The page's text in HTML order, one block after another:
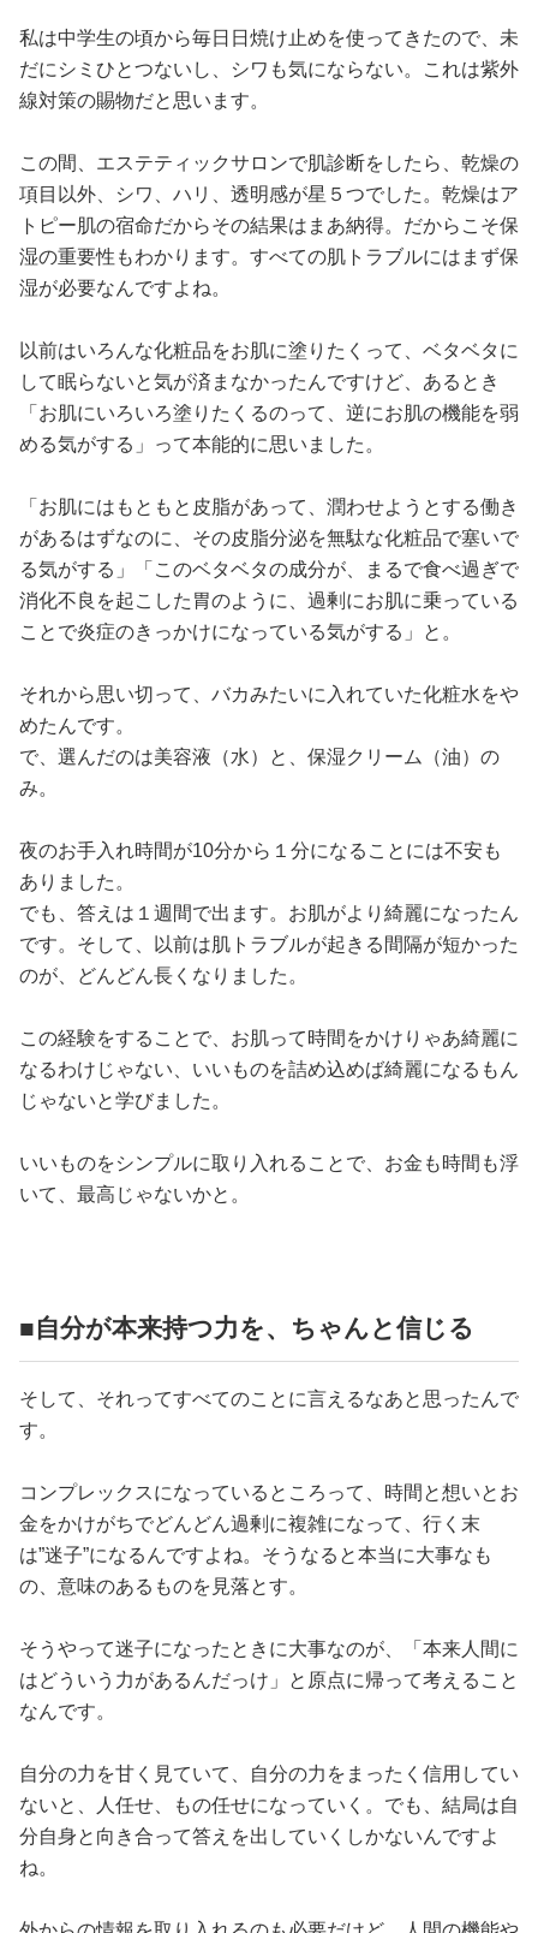
私は中学生の頃から毎日日焼け止めを使ってきたので、未
だにシミひとつないし、シワも気にならない。これは紫外
線対策の賜物だと思います。
この間、エステティックサロンで肌診断をしたら、乾燥の
項目以外、シワ、ハリ、透明感が星５つでした。乾燥はア
トピー肌の宿命だからその結果はまあ納得。だからこそ保
湿の重要性もわかります。すべての肌トラブルにはまず保
湿が必要なんですよね。
以前はいろんな化粧品をお肌に塗りたくって、ベタベタに
して眠らないと気が済まなかったんですけど、あるとき
「お肌にいろいろ塗りたくるのって、逆にお肌の機能を弱
める気がする」って本能的に思いました。
「お肌にはもともと皮脂があって、潤わせようとする働き
があるはずなのに、その皮脂分泌を無駄な化粧品で塞いで
る気がする」「このベタベタの成分が、まるで食べ過ぎで
消化不良を起こした胃のように、過剰にお肌に乗っている
ことで炎症のきっかけになっている気がする」と。
それから思い切って、バカみたいに入れていた化粧水をや
めたんです。
で、選んだのは美容液（水）と、保湿クリーム（油）の
み。
夜のお手入れ時間が10分から１分になることには不安も
ありました。
でも、答えは１週間で出ます。お肌がより綺麗になったん
です。そして、以前は肌トラブルが起きる間隔が短かった
のが、どんどん長くなりました。
この経験をすることで、お肌って時間をかけりゃあ綺麗に
なるわけじゃない、いいものを詰め込めば綺麗になるもん
じゃないと学びました。
いいものをシンプルに取り入れることで、お金も時間も浮
いて、最高じゃないかと。
■自分が本来持つ力を、ちゃんと信じる
そして、それってすべてのことに言えるなあと思ったんで
す。
コンプレックスになっているところって、時間と想いとお
金をかけがちでどんどん過剰に複雑になって、行く末
は”迷子”になるんですよね。そうなると本当に大事なも
の、意味のあるものを見落とす。
そうやって迷子になったときに大事なのが、「本来人間に
はどういう力があるんだっけ」と原点に帰って考えること
なんです。
自分の力を甘く見ていて、自分の力をまったく信用してい
ないと、人任せ、もの任せになっていく。でも、結局は自
分自身と向き合って答えを出していくしかないんですよ
ね。